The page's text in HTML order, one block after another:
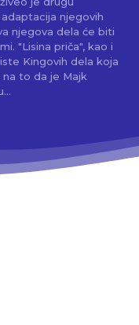
njegovih
njegova dela će biti
"Lisina priča", kao i
Kingovih dela koja
to da je Majk